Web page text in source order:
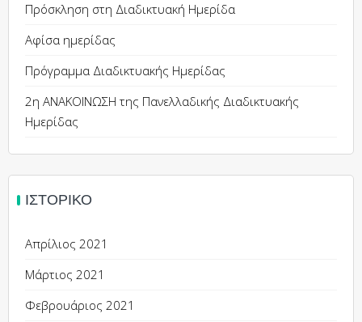
Πρόσκληση στη Διαδικτυακή Ημερίδα
Αφίσα ημερίδας
Πρόγραμμα Διαδικτυακής Ημερίδας
2η ΑΝΑΚΟΙΝΩΣΗ της Πανελλαδικής Διαδικτυακής
Ημερίδας
ΙΣΤΟΡΙΚΌ
Απρίλιος 2021
Μάρτιος 2021
Φεβρουάριος 2021